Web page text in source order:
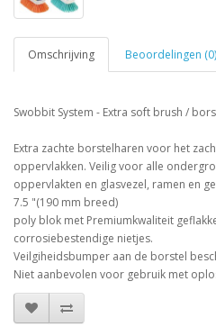
Omschrijving Beoordelingen (0)
Swobbit System - Extra soft brush /
Extra zachte borstelharen voor het
oppervlakken. Veilig voor alle
oppervlakten en glasvezel, ramen en
7.5 "(190 mm breed)
poly blok met Premiumkwaliteit
corrosiebestendige nietjes.
Veilgiheidsbumper aan de borstel
Niet aanbevolen voor gebruik met